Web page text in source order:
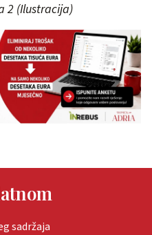
2 (Ilustracija)
sadržaja